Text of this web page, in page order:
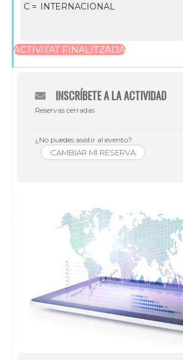
C = INTERNACIONAL
ACTIVITAT FINALITZADA
INSCRÍBETE A LA ACTIVIDAD
Reservas cerradas
¿No puedes asistir al evento?
CAMBIAR MI RESERVA